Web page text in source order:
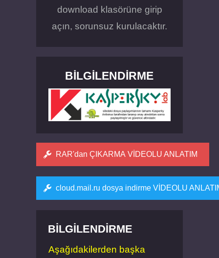
download klasörüne girip
açın, sorunsuz kurulacaktır.
BILGILENDIRME
RAR'dan ÇIKARMA VİDEOLU ANLATIM
cloud.mail.ru dosya indirme VİDEOLU
BILGILENDIRME
Aşağıdakilerden başka